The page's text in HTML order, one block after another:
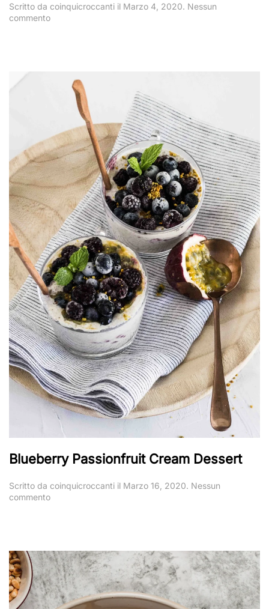
Scritto da coinquicroccanti il Marzo 4, 2020. Nessun
commentosu
Blueberry Passionfruit Cream Dessert
Scritto da coinquicroccanti il Marzo 16, 2020. Nessun
commentosu